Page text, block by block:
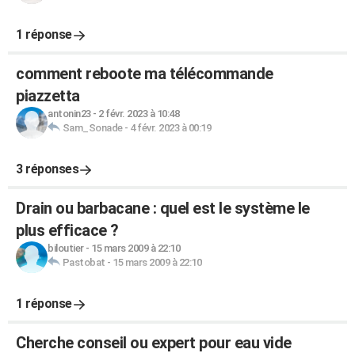
1 réponse
comment reboote ma télécommande
piazzetta
antonin23- 2 févr. 2023 à 10:48
Sam_Sonade- 4 févr. 2023 à 00:19
3 réponses
Drain ou barbacane : quel est le système le
plus efficace ?
biloutier- 15 mars 2009 à 22:10
Pastobat - 15 mars 2009 à 22:10
1 réponse
Cherche conseil ou expert pour eau vide